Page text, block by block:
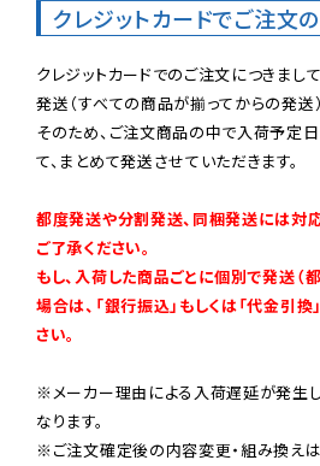
クレジットカードでご注文
クレジットカードでのご注文につきまし
発送（すべての商品が揃ってからの発送
そのため、ご注文商品の中で入荷予定
て、まとめて発送させていただきます。
都度発送や分割発送、同梱発送には対
ご了承ください。
もし、入荷した商品ごとに個別で発送（
場合は、「銀行振込」もしくは「代金引
さい。
※メーカー理由による入荷遅延が発生
なります。
※ご注文確定後の内容変更・組み換え